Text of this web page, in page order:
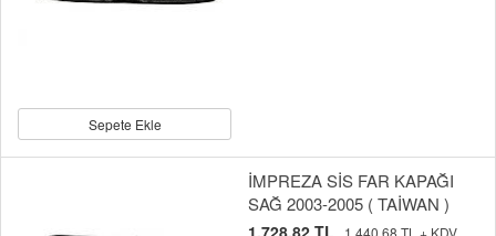
Sepete Ekle
İMPREZA SİS FAR KAPAĞI
SAĞ 2003-2005 ( TAİWAN )